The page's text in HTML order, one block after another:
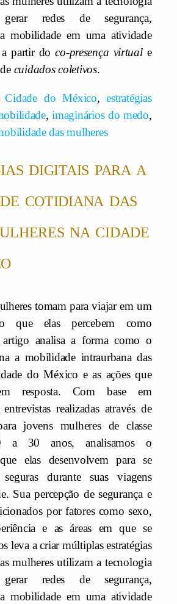
redes de segurança,
mobilidade em uma atividade
a partir doco-presença virtuale
cuidados coletivos.
Cidade do México,estratégias
,imaginários do medo,
das mulheres
digitais para a
cotidiana das
na cidade
tomam para viajar em um
que elas percebem como
artigo analisa a forma como o
a mobilidade intraurbana das
do México e as ações que
resposta. Com base em
realizadas através de
jovens mulheres de classe
a 30 anos, analisamos o
elas desenvolvem para se
durante suas viagens
Sua percepção de segurança e
por fatores como sexo,
e as áreas em que se
leva a criar múltiplas estratégias
mulheres utilizam a tecnologia
redes de segurança,
mobilidade em uma atividade